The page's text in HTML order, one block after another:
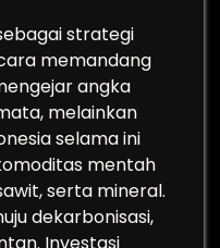
strategi
memandang
angka
melainkan
selama ini
mentah
serta mineral.
dekarbonisasi,